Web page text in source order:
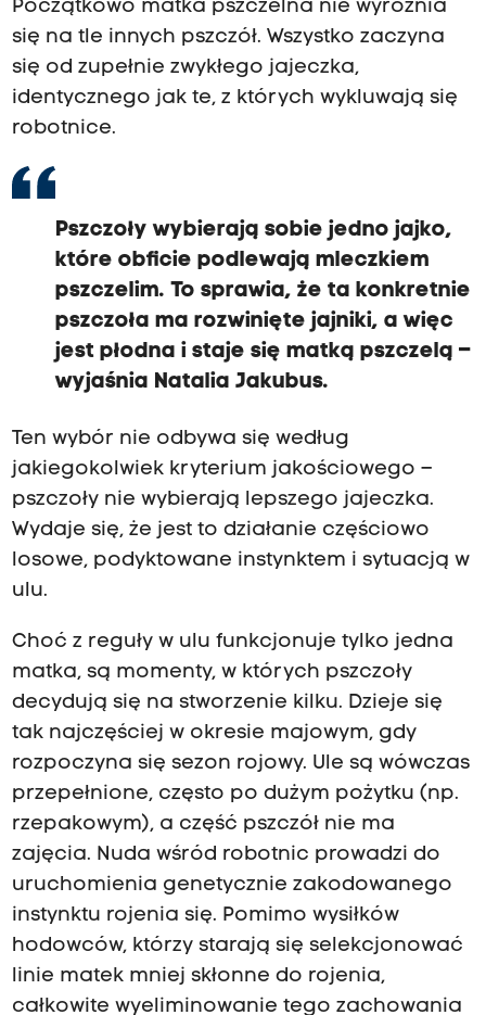
Początkowo matka pszczelna nie wyróżnia
się na tle innych pszczół. Wszystko zaczyna
się od zupełnie zwykłego jajeczka,
identycznego jak te, z których wykluwają się
robotnice.
Pszczoły wybierają sobie jedno jajko,
które obficie podlewają mleczkiem
pszczelim. To sprawia, że ta konkretnie
pszczoła ma rozwinięte jajniki, a więc
jest płodna i staje się matką pszczelą –
wyjaśnia Natalia Jakubus.
Ten wybór nie odbywa się według
jakiegokolwiek kryterium jakościowego –
pszczoły nie wybierają lepszego jajeczka.
Wydaje się, że jest to działanie częściowo
losowe, podyktowane instynktem i sytuacją w
ulu.
Choć z reguły w ulu funkcjonuje tylko jedna
matka, są momenty, w których pszczoły
decydują się na stworzenie kilku. Dzieje się
tak najczęściej w okresie majowym, gdy
rozpoczyna się sezon rojowy. Ule są wówczas
przepełnione, często po dużym pożytku (np.
rzepakowym), a część pszczół nie ma
zajęcia. Nuda wśród robotnic prowadzi do
uruchomienia genetycznie zakodowanego
instynktu rojenia się. Pomimo wysiłków
hodowców, którzy starają się selekcjonować
linie matek mniej skłonne do rojenia,
całkowite wyeliminowanie tego zachowania